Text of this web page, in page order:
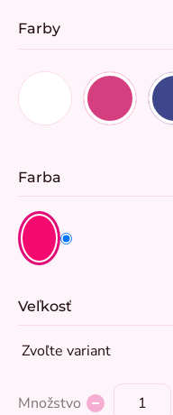
Farby
Farba
Veľkosť
Množstvo